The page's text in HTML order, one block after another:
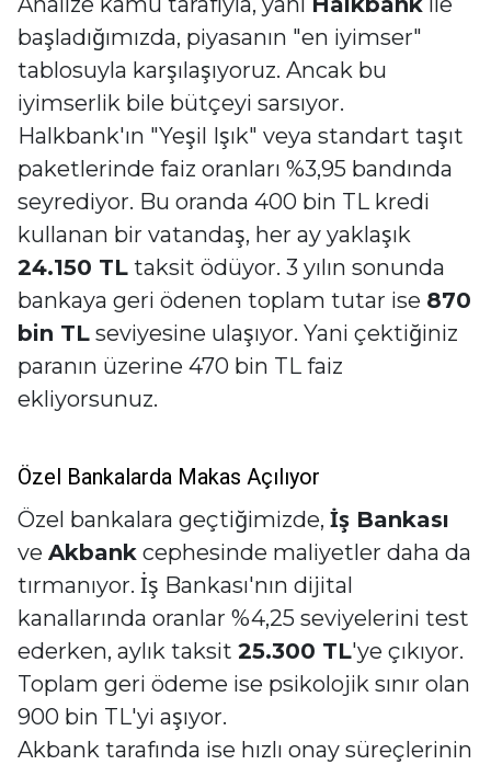
başladığımızda, piyasanın "en iyimser"
tablosuyla karşılaşıyoruz. Ancak bu
iyimserlik bile bütçeyi sarsıyor.
Halkbank'ın "Yeşil Işık" veya standart taşıt
paketlerinde faiz oranları %3,95 bandında
seyrediyor. Bu oranda 400 bin TL kredi
kullanan bir vatandaş, her ay yaklaşık
24.150 TL taksit ödüyor. 3 yılın sonunda
bankaya geri ödenen toplam tutar ise 870
bin TL seviyesine ulaşıyor. Yani çektiğiniz
paranın üzerine 470 bin TL faiz
ekliyorsunuz.
Özel Bankalarda Makas Açılıyor
Özel bankalara geçtiğimizde, İş Bankası
ve Akbank cephesinde maliyetler daha da
tırmanıyor. İş Bankası'nın dijital
kanallarında oranlar %4,25 seviyelerini test
ederken, aylık taksit 25.300 TL'ye çıkıyor.
Toplam geri ödeme ise psikolojik sınır olan
900 bin TL'yi aşıyor.
Akbank tarafında ise hızlı onay süreçlerinin